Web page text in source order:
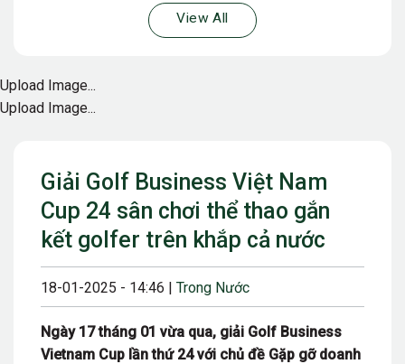
Giải Golf Business Việt Nam
Cup 24 sân chơi thể thao gắn
kết golfer trên khắp cả nước
18-01-2025 - 14:46 | Trong Nước
Ngày 17 tháng 01 vừa qua, giải Golf Business
Vietnam Cup lần thứ 24 với chủ đề Gặp gỡ doanh
View All
Upload Image...
Upload Image...